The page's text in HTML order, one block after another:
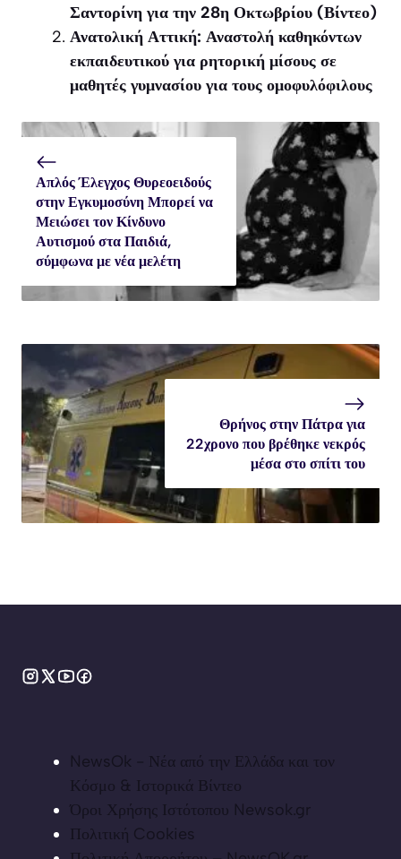
Σαντορίνη για την 28η Οκτωβρίου (Βίντεο)
Ανατολική Αττική: Αναστολή καθηκόντων
εκπαιδευτικού για ρητορική μίσους σε
μαθητές γυμνασίου για τους ομοφυλόφιλους
Απλός Έλεγχος Θυρεοειδούς
στην Εγκυμοσύνη Μπορεί να
Μειώσει τον Κίνδυνο
Αυτισμού στα Παιδιά,
σύμφωνα με νέα μελέτη
Θρήνος στην Πάτρα για
22χρονο που βρέθηκε νεκρός
μέσα στο σπίτι του
NewsOk - Νέα από την Ελλάδα και τον
Κόσμο & Ιστορικά Βίντεο
Όροι Χρήσης Ιστότοπου Newsok.gr
Πολιτική Cookies